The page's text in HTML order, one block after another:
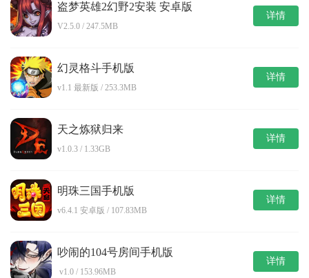
盗梦英雄2幻野2安装 安卓版
V2.5.0 / 247.5MB
详情
幻灵格斗手机版
v1.1 最新版 / 253.3MB
详情
天之炼狱归来
v1.0.3 / 1.33GB
详情
明珠三国手机版
v6.4.1 安卓版 / 107.83MB
详情
吵闹的104号房间手机版
v1.0 / 153.96MB
详情